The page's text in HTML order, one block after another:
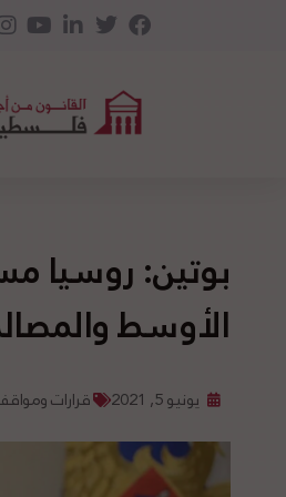
بوتين: روسيا
الأوسط
يونيو 5, 2021 قرارات